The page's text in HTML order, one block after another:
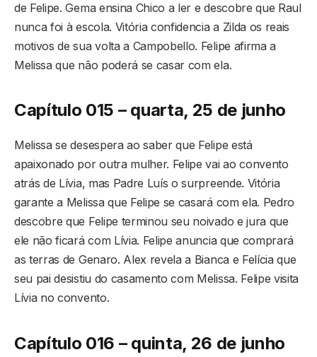
de Felipe. Gema ensina Chico a ler e descobre que Raul
nunca foi à escola. Vitória confidencia a Zilda os reais
motivos de sua volta a Campobello. Felipe afirma a
Melissa que não poderá se casar com ela.
Capítulo 015 – quarta, 25 de junho
Melissa se desespera ao saber que Felipe está
apaixonado por outra mulher. Felipe vai ao convento
atrás de Lívia, mas Padre Luís o surpreende. Vitória
garante a Melissa que Felipe se casará com ela. Pedro
descobre que Felipe terminou seu noivado e jura que
ele não ficará com Lívia. Felipe anuncia que comprará
as terras de Genaro. Alex revela a Bianca e Felícia que
seu pai desistiu do casamento com Melissa. Felipe visita
Lívia no convento.
Capítulo 016 – quinta, 26 de junho